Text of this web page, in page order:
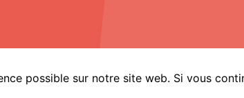
possible sur notre site web. Si vous